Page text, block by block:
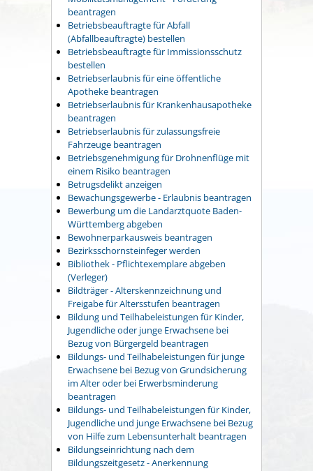
beantragen
Betriebsbeauftragte für Abfall
(Abfallbeauftragte) bestellen
Betriebsbeauftragte für Immissionsschutz
bestellen
Betriebserlaubnis für eine öffentliche
Apotheke beantragen
Betriebserlaubnis für Krankenhausapotheke
beantragen
Betriebserlaubnis für zulassungsfreie
Fahrzeuge beantragen
Betriebsgenehmigung für Drohnenflüge mit
einem Risiko beantragen
Betrugsdelikt anzeigen
Bewachungsgewerbe - Erlaubnis beantragen
Bewerbung um die Landarztquote Baden-
Württemberg abgeben
Bewohnerparkausweis beantragen
Bezirksschornsteinfeger werden
Bibliothek - Pflichtexemplare abgeben
(Verleger)
Bildträger - Alterskennzeichnung und
Freigabe für Altersstufen beantragen
Bildung und Teilhabeleistungen für Kinder,
Jugendliche oder junge Erwachsene bei
Bezug von Bürgergeld beantragen
Bildungs- und Teilhabeleistungen für junge
Erwachsene bei Bezug von Grundsicherung
im Alter oder bei Erwerbsminderung
beantragen
Bildungs- und Teilhabeleistungen für Kinder,
Jugendliche und junge Erwachsene bei Bezug
von Hilfe zum Lebensunterhalt beantragen
Bildungseinrichtung nach dem
Bildungszeitgesetz - Anerkennung